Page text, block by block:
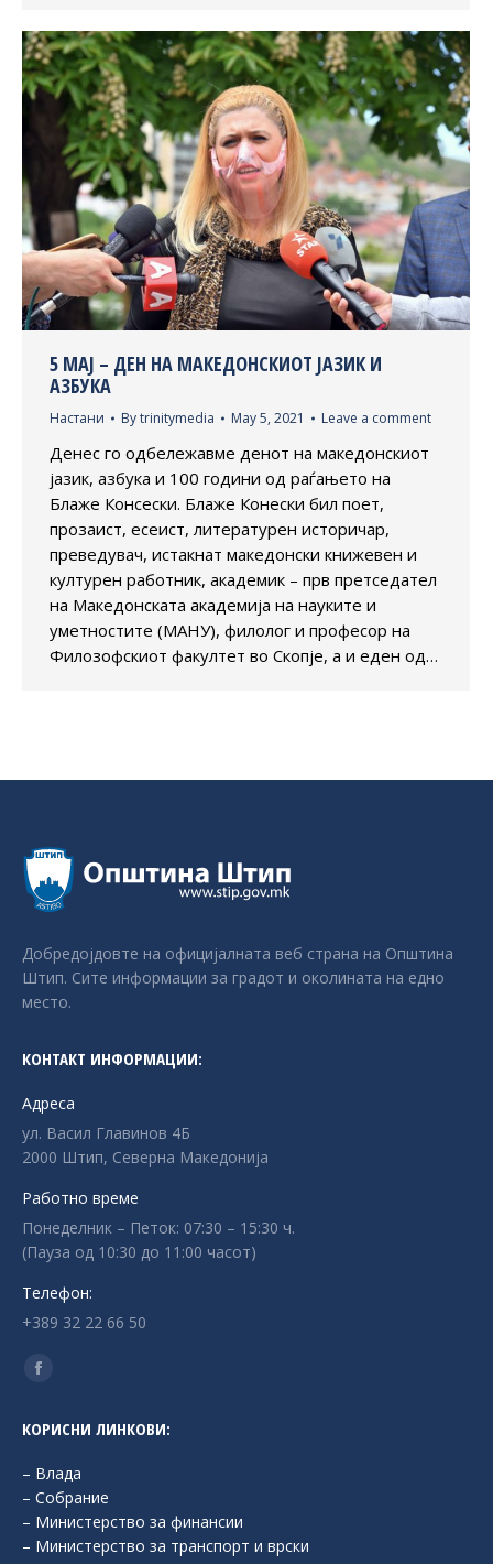
5 МАЈ – ДЕН НА МАКЕДОНСКИОТ ЈАЗИК И
АЗБУКА
Настани Bytrinitymedia May 5, 2021 Leave a comment
Денес го одбележавме денот на македонскиот
јазик, азбука и 100 години од раѓањето на
Блаже Консески. Блаже Конески бил поет,
прозаист, есеист, литературен историчар,
преведувач, истакнат македонски книжевен и
културен работник, академик – прв претседател
на Македонската академија на науките и
уметностите (МАНУ), филолог и професор на
Филозофскиот факултет во Скопје, а и еден од…
Добредојдовте на официјалната веб страна на Општина
Штип. Сите информации за градот и околината на едно
место.
КОНТАКТ ИНФОРМАЦИИ:
Адреса
ул. Васил Главинов 4Б
2000 Штип, Северна Македонија
Работно време
Понеделник – Петок: 07:30 – 15:30 ч.
(Пауза од 10:30 до 11:00 часот)
Телефон:
+389 32 22 66 50
Find us on:
Facebook
opens
in
new
window
КОРИСНИ ЛИНКОВИ:
– Влада
– Собрание
– Министерство за финансии
– Министерство за транспорт и врски